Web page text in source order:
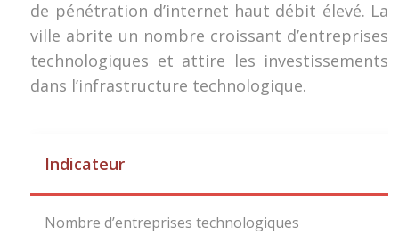
de pénétration d’internet haut débit élevé. La
ville abrite un nombre croissant d’entreprises
technologiques et attire les investissements
dans l’infrastructure technologique.
Indicateur
Nombre d’entreprises technologiques